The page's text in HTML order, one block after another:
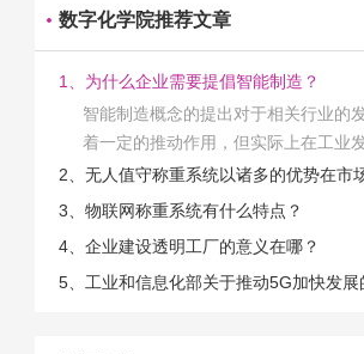
数字化学院推荐文章
1、为什么企业需要提倡智能制造？
智能制造概念的提出对于相关行业的
着一定的推动作用，但实际上在工业
中，能够推动相关产业发展的具体结
的。那么为什么企业一定需要...
2、无人值守称重系统以诸多的优势在市
3、物联网称重系统有什么特点？
4、企业建设透明工厂的意义在哪？
5、工业和信息化部关于推动5G加快发展